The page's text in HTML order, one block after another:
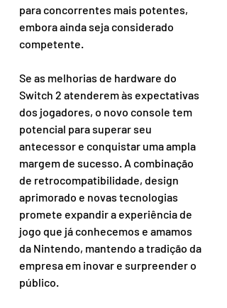
para concorrentes mais potentes,
embora ainda seja considerado
competente.
Se as melhorias de hardware do
Switch 2 atenderem às expectativas
dos jogadores, o novo console tem
potencial para superar seu
antecessor e conquistar uma ampla
margem de sucesso. A combinação
de retrocompatibilidade, design
aprimorado e novas tecnologias
promete expandir a experiência de
jogo que já conhecemos e amamos
da Nintendo, mantendo a tradição da
empresa em inovar e surpreender o
público.